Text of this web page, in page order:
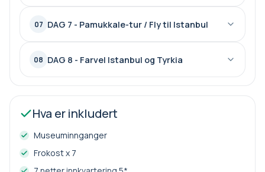
07 DAG 7 - Pamukkale-tur / Fly til Istanbul
08 DAG 8 - Farvel Istanbul og Tyrkia
Hva er inkludert
Museuminnganger
Frokost x 7